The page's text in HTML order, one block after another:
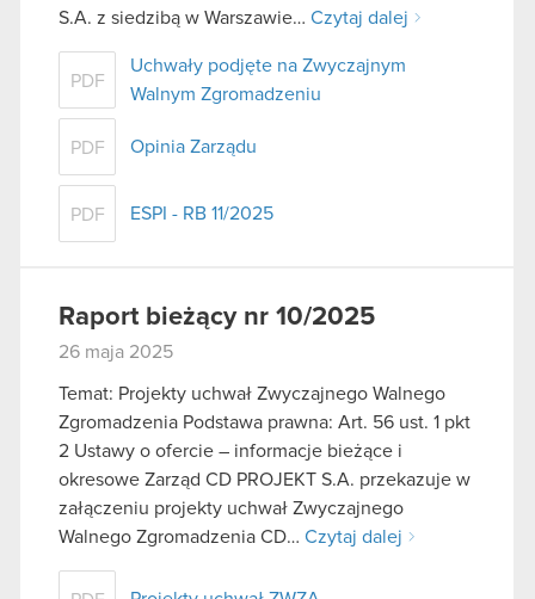
S.A. z siedzibą w Warszawie… Czytaj dalej
PDF
Uchwały podjęte na Zwyczajnym
Walnym Zgromadzeniu
PDF Opinia Zarządu
PDF ESPI - RB 11/2025
Raport bieżący nr 10/2025
26 maja 2025
Temat: Projekty uchwał Zwyczajnego Walnego
Zgromadzenia Podstawa prawna: Art. 56 ust. 1 pkt
2 Ustawy o ofercie – informacje bieżące i
okresowe Zarząd CD PROJEKT S.A. przekazuje w
załączeniu projekty uchwał Zwyczajnego
Walnego Zgromadzenia CD… Czytaj dalej